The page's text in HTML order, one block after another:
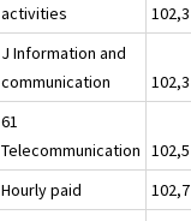
activities
102,3
J Information and
communication
102,3
61
Telecommunication 102,5
Hourly paid
102,7